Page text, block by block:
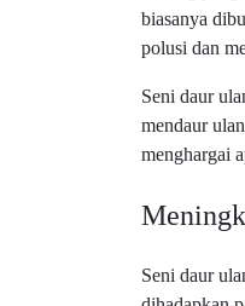
biasanya
polusi dan
Seni daur
mendaur
menghargai
Seni daur